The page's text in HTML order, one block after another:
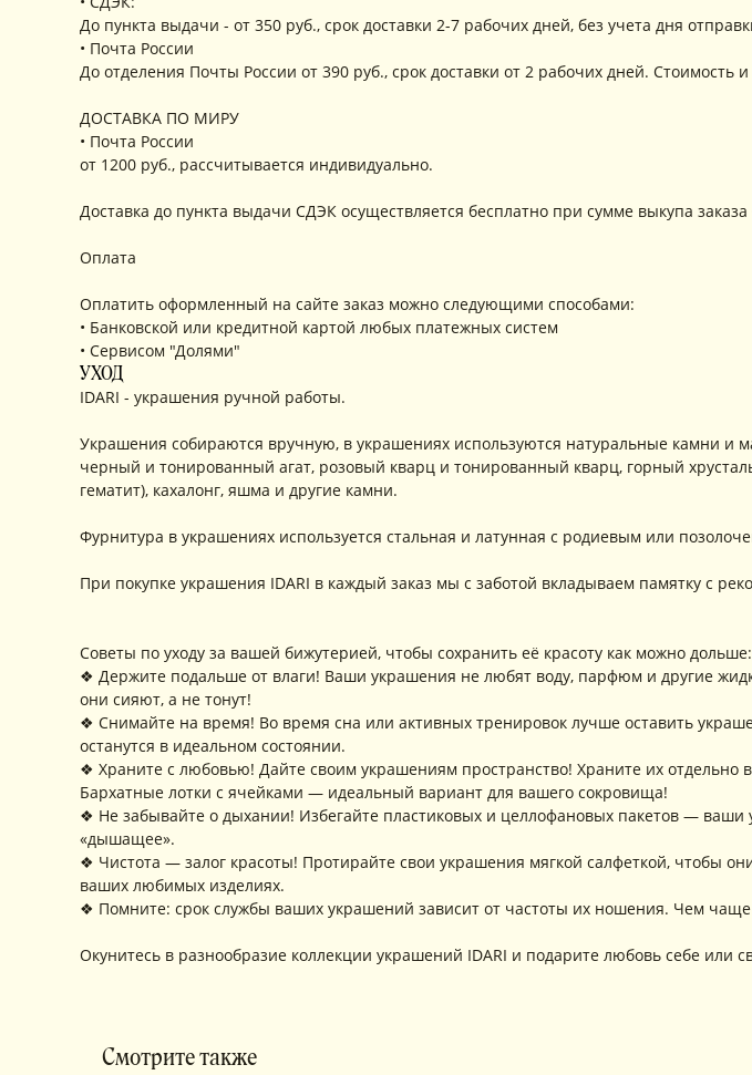
До пункта выдачи - от 350 руб., срок доставки 2-7 рабочих дней, без учета дня
• Почта России
До отделения Почты России от 390 руб., срок доставки от 2 рабочих дней. Стоимость
ДОСТАВКА ПО МИРУ
• Почта России
от 1200 руб., рассчитывается индивидуально.
Доставка до пункта выдачи СДЭК осуществляется бесплатно при сумме выкупа заказа
Оплата
Оплатить оформленный на сайте заказ можно следующими способами:
• Банковской или кредитной картой любых платежных систем
• Сервисом "Долями"
УХОД
IDARI - украшения ручной работы.
Украшения собираются вручную, в украшениях используются натуральные камни и
черный и тонированный агат, розовый кварц и тонированный кварц, горный
гематит), кахалонг, яшма и другие камни.
Фурнитура в украшениях используется стальная и латунная с родиевым или
При покупке украшения IDARI в каждый заказ мы с заботой вкладываем памятку с
Советы по уходу за вашей бижутерией, чтобы сохранить её красоту как можно дольше:
❖ Держите подальше от влаги! Ваши украшения не любят воду, парфюм и другие
они сияют, а не тонут!
❖ Снимайте на время! Во время сна или активных тренировок лучше оставить
останутся в идеальном состоянии.
❖ Храните с любовью! Дайте своим украшениям пространство! Храните их
Бархатные лотки с ячейками — идеальный вариант для вашего сокровища!
❖ Не забывайте о дыхании! Избегайте пластиковых и целлофановых пакетов — ваши
«дышащее».
❖ Чистота — залог красоты! Протирайте свои украшения мягкой салфеткой, чтобы
ваших любимых изделиях.
❖ Помните: срок службы ваших украшений зависит от частоты их ношения. Чем
Окунитесь в разнообразие коллекции украшений IDARI и подарите любовь себе или
Смотрите также
КОНТАКТЫ